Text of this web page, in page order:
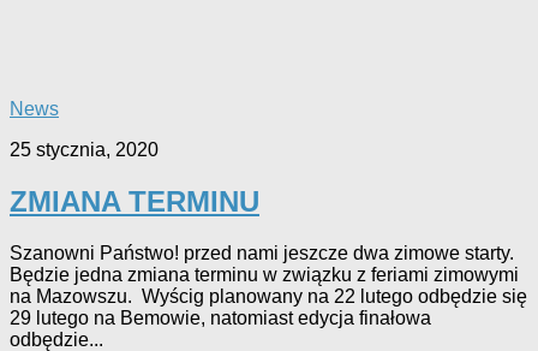
News
25 stycznia, 2020
ZMIANA TERMINU
Szanowni Państwo! przed nami jeszcze dwa zimowe starty.
Będzie jedna zmiana terminu w związku z feriami zimowymi
na Mazowszu. Wyścig planowany na 22 lutego odbędzie się
29 lutego na Bemowie, natomiast edycja finałowa
odbędzie...